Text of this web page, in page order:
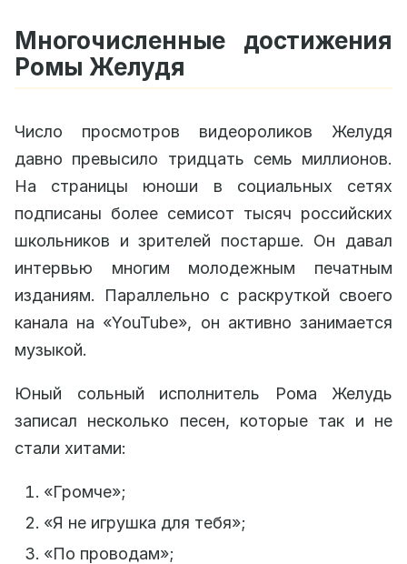
Многочисленные достижения
Ромы Желудя
Число просмотров видеороликов Желудя
давно превысило тридцать семь миллионов.
На страницы юноши в социальных сетях
подписаны более семисот тысяч российских
школьников и зрителей постарше. Он давал
интервью многим молодежным печатным
изданиям. Параллельно с раскруткой своего
канала на «YouTube», он активно занимается
музыкой.
Юный сольный исполнитель Рома Желудь
записал несколько песен, которые так и не
стали хитами:
«Громче»;
«Я не игрушка для тебя»;
«По проводам»;